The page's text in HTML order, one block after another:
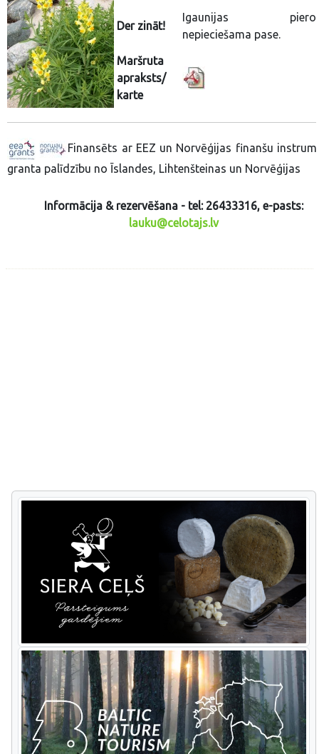
Der zināt!
Igaunijas
nepieciešama pase.
Maršruta
apraksts/
karte
Finansēts ar EEZ un Norvēģijas finanšu
granta palīdzību no Īslandes, Lihtenšteinas un Norvēģijas
Informācija & rezervēšana - tel: 26433316, e-pasts:
lauku@celotajs.lv